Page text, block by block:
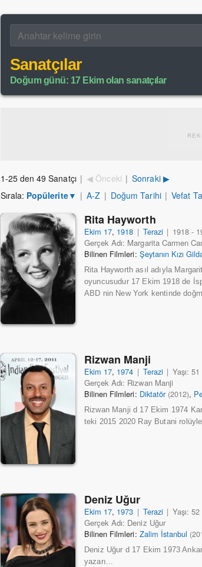
Sanatçılar
Doğum günü: 17 Ekim olan sanatçılar
1-25 den 49 Sanatçı | ◀ Önceki | Sonraki ▶
Sırala: Popülerite▼ | A-Z | Doğum Tarihi | Vefat
Rita Hayworth
Ekim 17, 1918 | Terazi | 1918 -
Gerçek Adı: Margarita Carmen
Bilinen Filmleri: Şeytanın Kızı
Rita Hayworth asıl adıyla
oyuncusudur 17 Ekim 1918 de
ABD nin New York kentinde
Rizwan Manji
Ekim 17, 1974 | Terazi | Yaşı: 51
Gerçek Adı: Rizwan Manji
Bilinen Filmleri: Diktatör (2012),
Rizwan Manji d 17 Ekim 1974
teki 2015 2020 Ray Butani rolüyle
Deniz Uğur
Ekim 17, 1973 | Terazi | Yaşı: 52
Gerçek Adı: Deniz Uğur
Bilinen Filmleri: Zalim İstanbul
Deniz Uğur d 17 Ekim 1973
yazarı...